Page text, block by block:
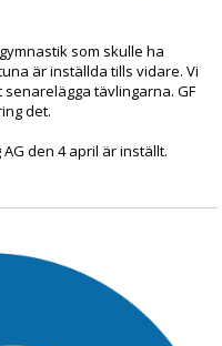
som skulle ha
är inställda tills vidare. Vi
tävlingarna. GF
det.
den 4 april är inställt.